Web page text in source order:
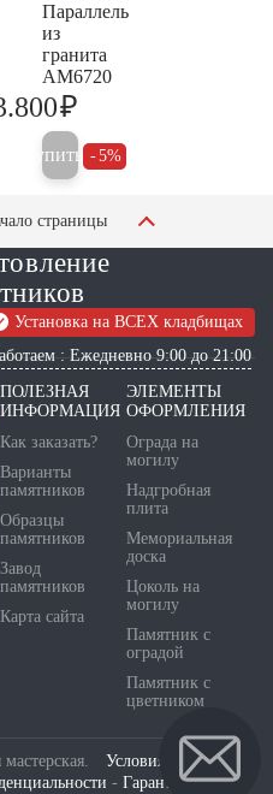
Параллель
из
гранита
AM6720
₽
Купить 5%
страницы
Установка на ВСЕХ кладбищах
: Ежедневно 9:00 до 21:00
ПОЛЕЗНАЯ
ИНФОРМАЦИЯ
Как заказать?
Варианты
памятников
Образцы
памятников
Завод
памятников
Карта сайта
ЭЛЕМЕНТЫ
ОФОРМЛЕНИЯ
Ограда на
могилу
Надгробная
плита
Мемориальная
доска
Цоколь на
могилу
Памятник с
оградой
Памятник с
цветником
Условия
- Гарантия и